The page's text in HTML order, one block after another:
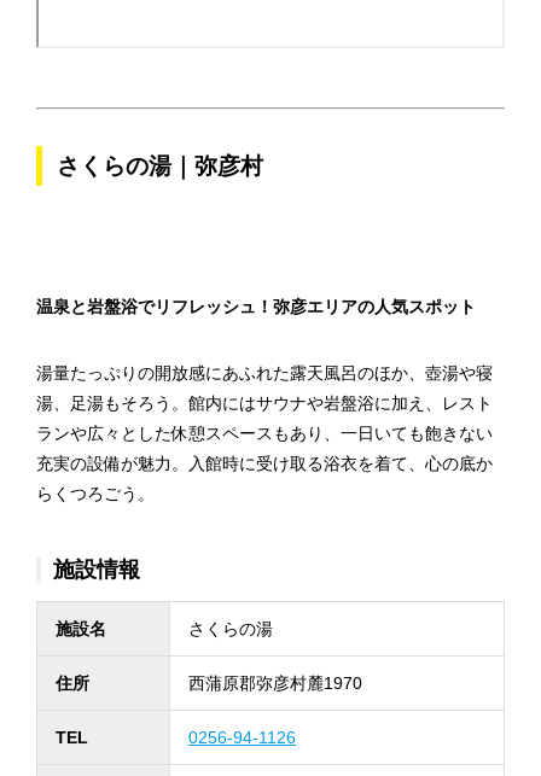
さくらの湯｜弥彦村
温泉と岩盤浴でリフレッシュ！弥彦エリアの人気スポット
湯量たっぷりの開放感にあふれた露天風呂のほか、壺湯や寝
湯、足湯もそろう。館内にはサウナや岩盤浴に加え、レスト
ランや広々とした休憩スペースもあり、一日いても飽きない
充実の設備が魅力。入館時に受け取る浴衣を着て、心の底か
らくつろごう。
施設情報
施設名 さくらの湯
住所 西蒲原郡弥彦村麓1970
TEL 0256-94-1126